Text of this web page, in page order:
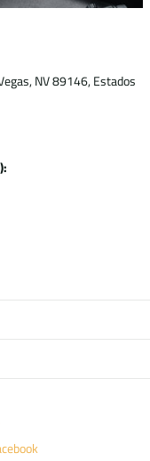
NV 89146, Estados